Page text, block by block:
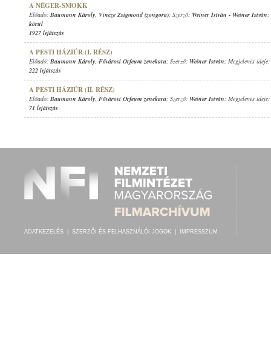
A NÉGER-SMOKK
Előadó: Baumann Károly, Vincze Zsigmond (zongora); Szerző: Weiner István - Weiner István;
körül
1927 lejátszás
A PESTI HÁZIÚR (I. RÉSZ)
Előadó: Baumann Károly, Fővárosi Orfeum zenekara; Szerző: Weiner István; Megjelenés ideje:
222 lejátszás
A PESTI HÁZIÚR (II. RÉSZ)
Előadó: Baumann Károly, Fővárosi Orfeum zenekara; Szerző: Weiner István; Megjelenés ideje:
71 lejátszás
ADATKEZELÉS SZERZŐI ÉS FELHASZNÁLÓI JOGOK IMPRESSZUM